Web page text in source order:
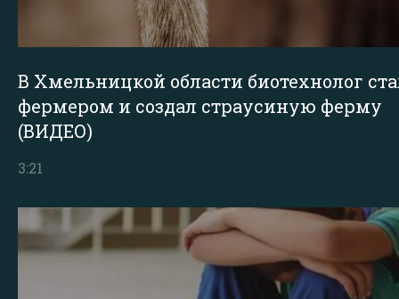
В Хмельницкой области биотехнолог
фермером и создал страусиную ферму
(ВИДЕО)
3:21